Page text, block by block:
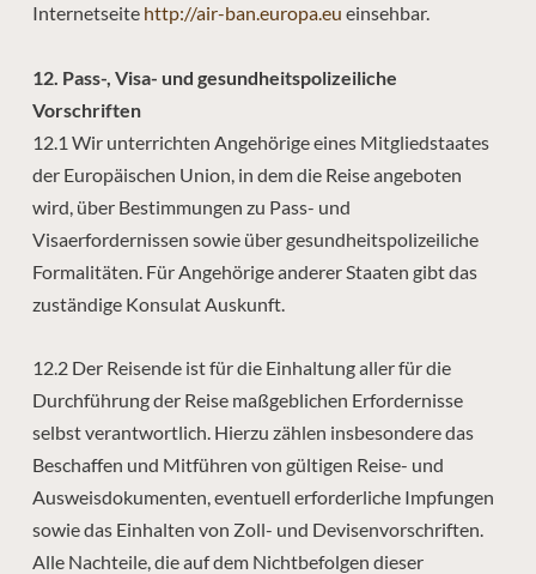
Internetseite http://air-ban.europa.eu einsehbar.
12. Pass-, Visa- und gesundheitspolizeiliche
Vorschriften
12.1 Wir unterrichten Angehörige eines Mitgliedstaates
der Europäischen Union, in dem die Reise angeboten
wird, über Bestimmungen zu Pass- und
Visaerfordernissen sowie über gesundheitspolizeiliche
Formalitäten. Für Angehörige anderer Staaten gibt das
zuständige Konsulat Auskunft.
12.2 Der Reisende ist für die Einhaltung aller für die
Durchführung der Reise maßgeblichen Erfordernisse
selbst verantwortlich. Hierzu zählen insbesondere das
Beschaffen und Mitführen von gültigen Reise- und
Ausweisdokumenten, eventuell erforderliche Impfungen
sowie das Einhalten von Zoll- und Devisenvorschriften.
Alle Nachteile, die auf dem Nichtbefolgen dieser